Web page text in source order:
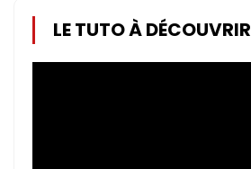
LE TUTO À DÉCOUVRIR